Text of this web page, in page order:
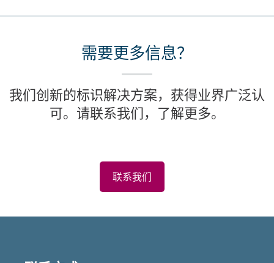
需要更多信息？
我们创新的标识解决方案，获得业界广泛认
可。请联系我们，了解更多。
联系我们